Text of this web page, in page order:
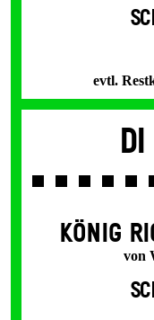
evtl.
KÖNIG
von